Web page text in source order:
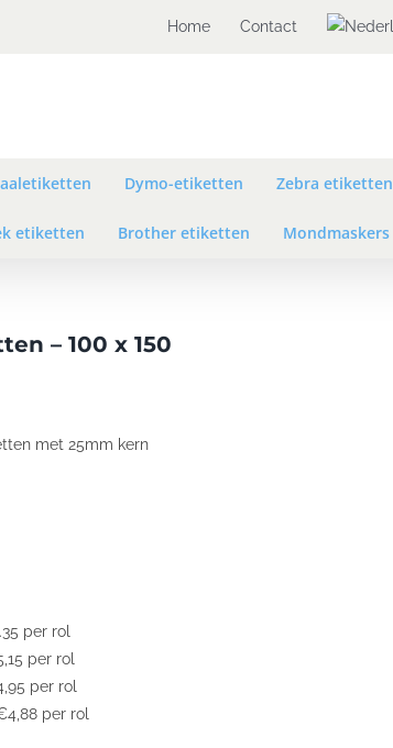
Home Contact
Dymo-etiketten Zebra etiketten
etiketten Brother etiketten Mondmaskers
– 100 x 150
met 25mm kern
per rol
per rol
per rol
per rol